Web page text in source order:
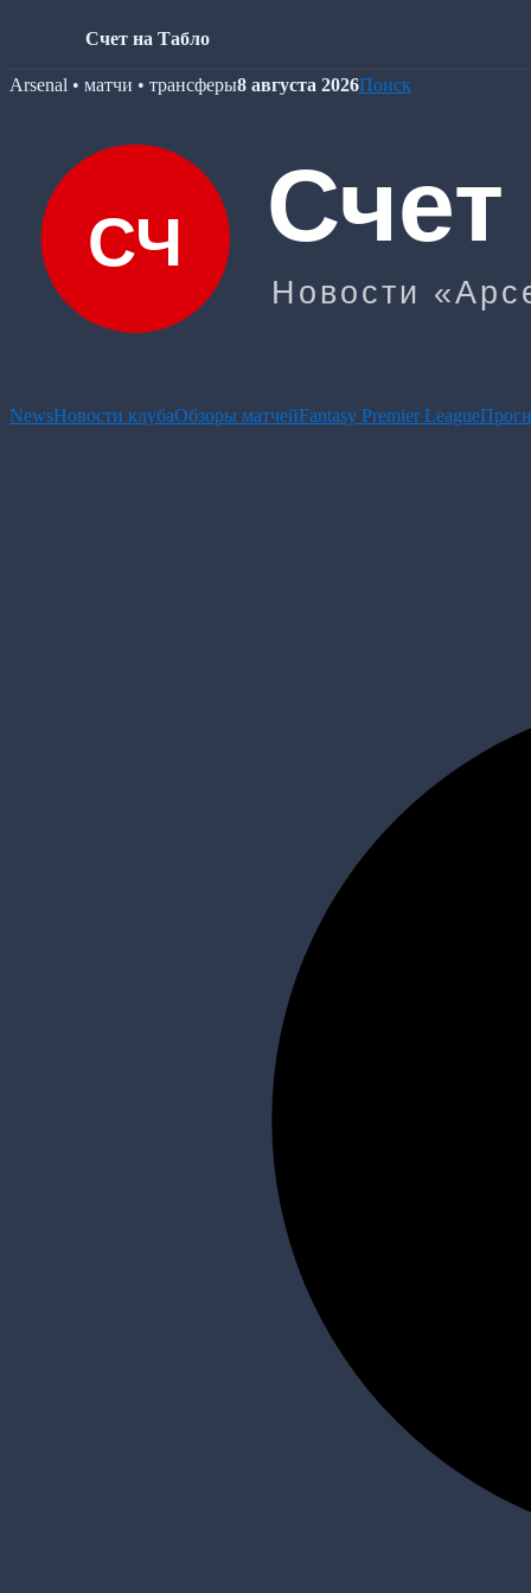
Счет на Табло
Skip
Arsenal • матчи • трансферы8 августа 2026Поиск
NewsНовости клубаОбзоры матчейFantasy Premier League